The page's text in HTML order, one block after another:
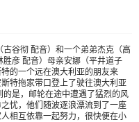
谷彻 配音）和一个弟弟杰克（高
彦 配音）母亲安娜（平井道子
的一个远在澳大利亚的朋友来
特拖家带口登上了驶往澳大利亚
是，邮轮在途中遭遇了猛烈的风
忧，他们随波逐浪漂流到了一座
相互依靠一起努力，很快便在小